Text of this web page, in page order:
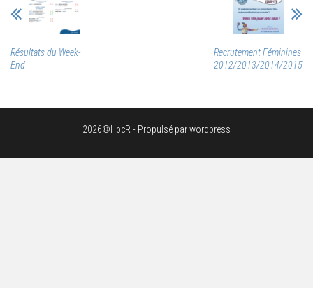
Résultats du Week-
End
Recrutement Féminines
2012/2013/2014/2015
2026©HbcR - Propulsé par wordpress